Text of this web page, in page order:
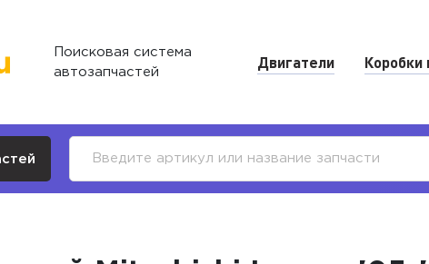
Поисковая система
автозапчастей
Двигатели Коробки